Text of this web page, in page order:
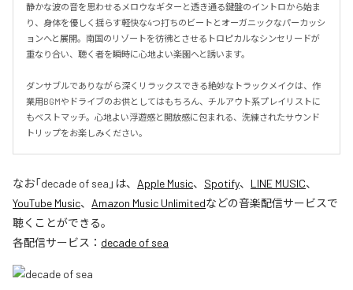
静かな波の音を思わせるメロウなギターと透き通る鍵盤のイントロから始ま
り、身体を優しく揺らす軽快な4つ打ちのビートとオーガニックなパーカッシ
ョンへと展開。南国のリゾートを彷彿とさせるトロピカルなシンセリードが
重なり合い、聴く者を瞬時に心地よい楽園へと誘います。
ダンサブルでありながら深くリラックスできる絶妙なトラックメイクは、作
業用BGMやドライブのお供としてはもちろん、チルアウト系プレイリストに
もベストマッチ。心地よい浮遊感と開放感に包まれる、洗練されたサウンド
トリップをお楽しみください。
なお「decade of sea 」は、 Apple Music、 Spotify、 LINE MUSIC、
YouTube Music、 Amazon Music Unlimitedなどの音楽配信サービスで
聴くことができる。
各配信サービス： decade of sea